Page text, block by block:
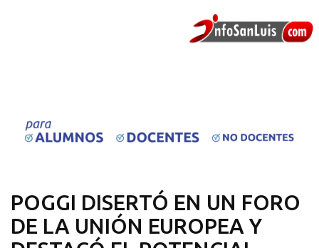
POGGI DISERTÓ EN UN FORO
DE LA UNIÓN EUROPEA Y